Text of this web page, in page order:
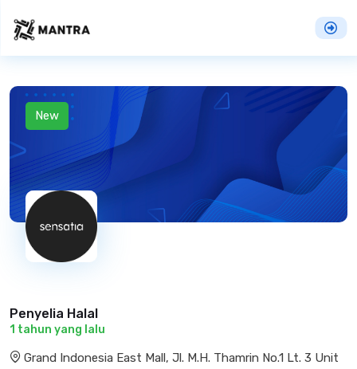
New
Penyelia Halal
1 tahun yang lalu
Grand Indonesia East Mall, Jl. M.H. Thamrin No.1 Lt. 3 Unit